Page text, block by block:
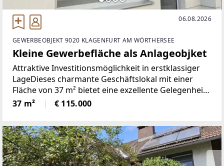
06.08.2026
GEWERBEOBJEKT 9020 KLAGENFURT AM WÖRTHERSEE
Kleine Gewerbefläche als Anlageobjket
Attraktive Investitionsmöglichkeit in erstklassiger
LageDieses charmante Geschäftslokal mit einer
Fläche von 37 m² bietet eine exzellente Gelegenheit
für Kapitalanleger, die eine sichere und
renditestarke Investition suchen. Der derzeit
37 m² € 115.000